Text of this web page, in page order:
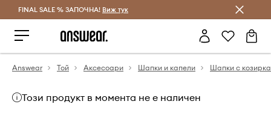
Спестявай с Answear Club
FINAL SALE % ЗАПОЧНА! Виж тук
Answear Той Аксесоари Шапки и капели Шапки с козирка
Този продукт в момента не е наличен